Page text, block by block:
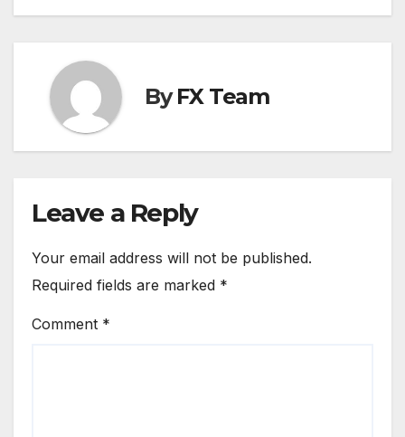
ByFX Team
Leave a Reply
Your email address will not be published.
Required fields are marked *
Comment *